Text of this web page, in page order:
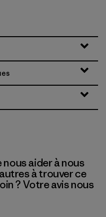
nous aider à nous
à trouver ce
? Votre avis nous